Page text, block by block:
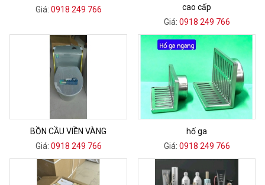
Giá: 0918 249 766
cao cấp
Giá: 0918 249 766
BỒN CẦU VIỀN VÀNG
Giá: 0918 249 766
hố ga
Giá: 0918 249 766